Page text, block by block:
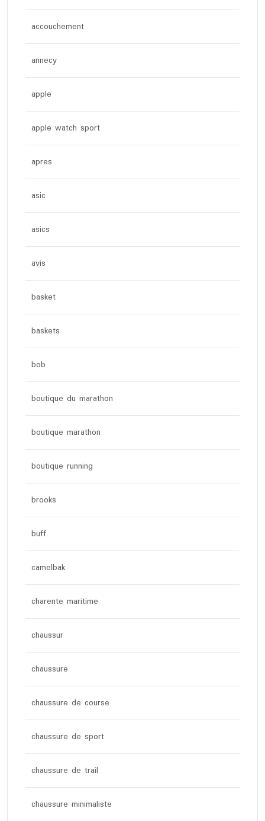
accouchement
annecy
apple
apple watch sport
apres
asic
asics
avis
basket
baskets
bob
boutique du marathon
boutique marathon
boutique running
brooks
buff
camelbak
charente maritime
chaussur
chaussure
chaussure de course
chaussure de sport
chaussure de trail
chaussure minimaliste